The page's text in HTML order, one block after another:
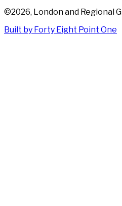
©2026, London and Regional
Built by Forty Eight Point One